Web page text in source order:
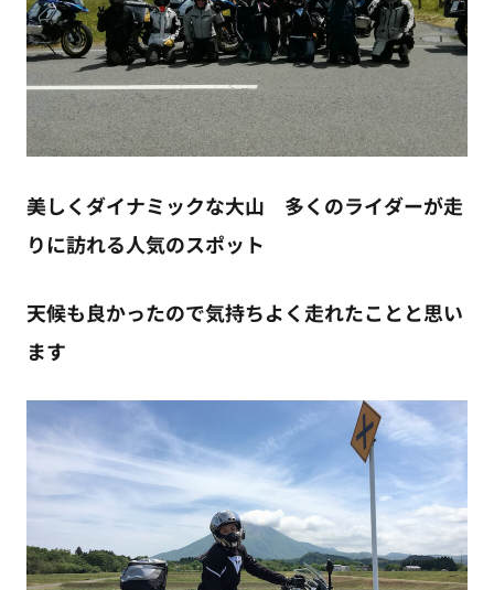
美しくダイナミックな大山 多くのライダーが走
りに訪れる人気のスポット
天候も良かったので気持ちよく走れたことと思い
ます